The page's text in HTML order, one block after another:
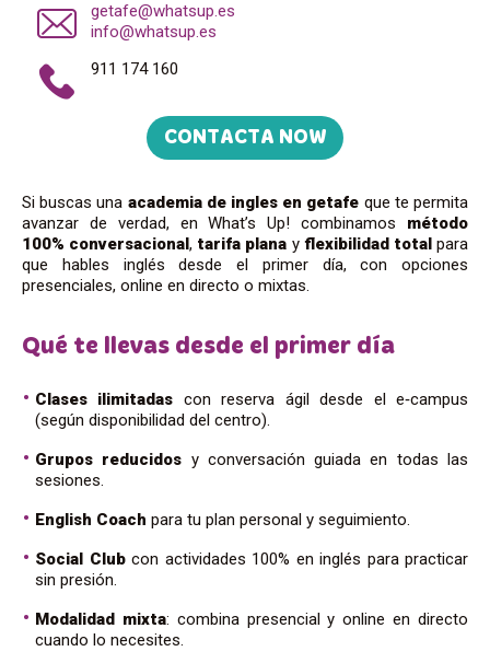
getafe@whatsup.es
info@whatsup.es
911 174 160
CONTACTA NOW
Si buscas una academia de ingles en getafe que te permita
avanzar de verdad, en What’s Up! combinamos método
100% conversacional, tarifa plana y flexibilidad total para
que hables inglés desde el primer día, con opciones
presenciales, online en directo o mixtas.
Qué te llevas desde el primer día
Clases ilimitadas con reserva ágil desde el e‑campus
(según disponibilidad del centro).
Grupos reducidos y conversación guiada en todas las
sesiones.
English Coach para tu plan personal y seguimiento.
Social Clubcon actividades 100% en inglés para practicar
sin presión.
Modalidad mixta: combina presencial y online en directo
cuando lo necesites.